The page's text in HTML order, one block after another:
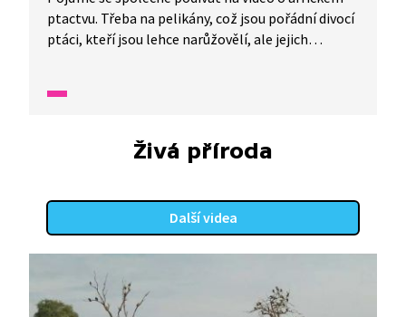
ptactvu. Třeba na pelikány, což jsou pořádní divocí
ptáci, kteří jsou lehce narůžovělí, ale jejich
Pelikáni se dožívají poměrně vysokého věku,
Živá příroda
Další videa